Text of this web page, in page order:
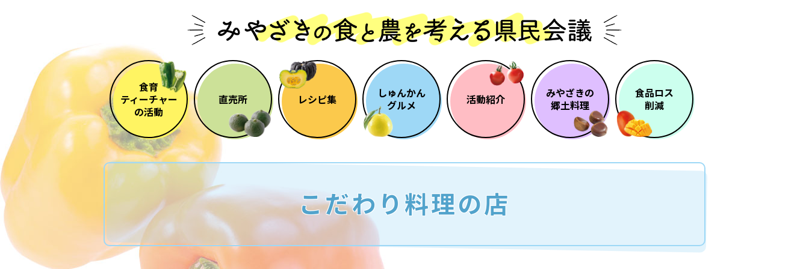
食育
ティーチャー
の活動
直売所 レシピ集
しゅんかん
グルメ
活動紹介
みやざきの
郷土料理
食品ロス
削減
こだわり料理の店